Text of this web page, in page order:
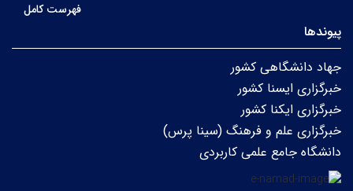
فهرست کامل
پیوندها
جهاد دانشگاهی کشور
خبرگزاری ایسنا کشور
خبرگزاری ایکنا کشور
خبرگزاری علم و فرهنگ (سینا پرس)
دانشگاه جامع علمی کاربردی